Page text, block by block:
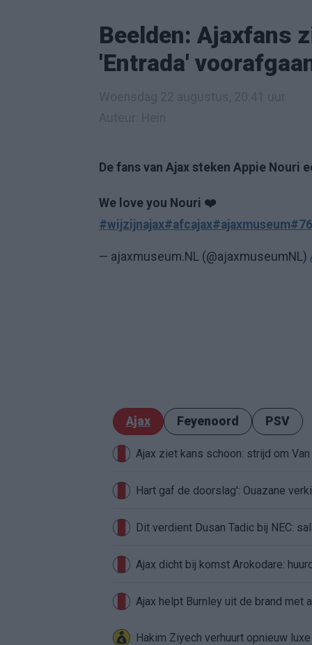
Beelden: Ajaxfans
'Entrada'
De fans van Ajax steken Appie Nouri
We love you Nouri ❤️
#wijzijnajax#afcajax#ajaxmuseum
— ajaxmuseum.NL (@ajaxmuseumNL)
Ajax Feyenoord PSV
Ajax ziet kans schoon: strijd om
Hart gaf de doorslag': Ouazane
Dit verdient Dusan Tadic bij NEC:
Ajax dicht bij komst Arokodare:
Ajax helpt Burnley uit de brand met
Hakim Ziyech verhuurt opnieuw